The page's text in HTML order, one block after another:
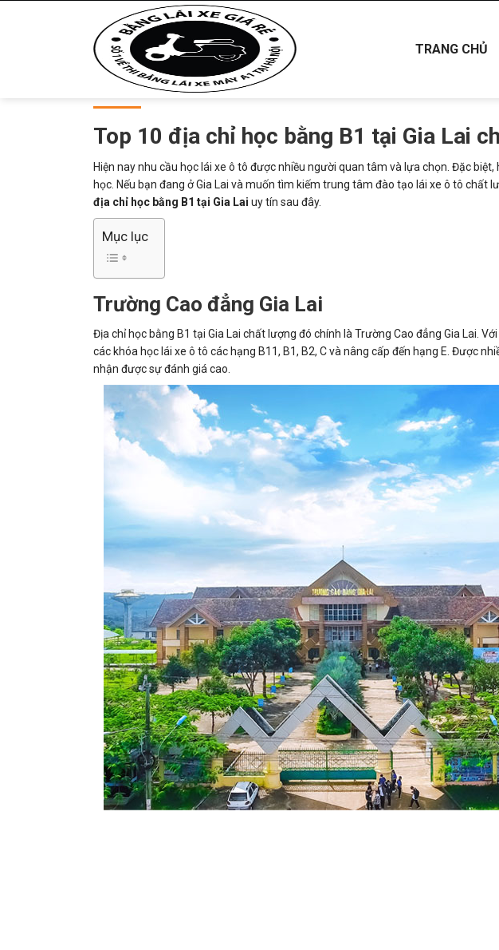
TRANG CHỦ
Top 10 địa chỉ học bằng B1 tại Gia Lai
Hiện nay nhu cầu học lái xe ô tô được nhiều người quan tâm và lựa chọn. Đặc
học. Nếu bạn đang ở Gia Lai và muốn tìm kiếm trung tâm đào tạo lái xe ô tô chất
địa chỉ học bằng B1 tại Gia Lai uy tín sau đây.
Mục lục
Trường Cao đẳng Gia Lai
Địa chỉ học bằng B1 tại Gia Lai chất lượng đó chính là Trường Cao đẳng Gia Lai.
các khóa học lái xe ô tô các hạng B11, B1, B2, C và nâng cấp đến hạng E. Được
nhận được sự đánh giá cao.